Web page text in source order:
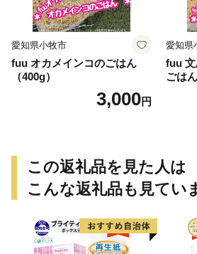
愛知県小牧市
fuu オカメインコのごはん
（400g）
3,000円
愛知県
fuu 文
ごは
この返礼品を見た人は
こんな返礼品も見てい